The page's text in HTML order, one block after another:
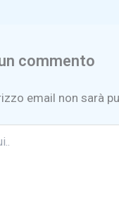
commento
email non sarà